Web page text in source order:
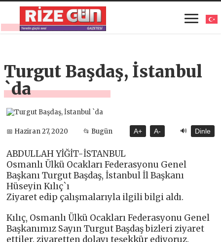
Turgut Başdaş, İstanbul
`da
📅 Haziran 27, 2020 📂 Bugün A+ A- 🔊 Dinle
ABDULLAH YİĞİT-İSTANBUL
Osmanlı Ülkü Ocakları Federasyonu Genel
Başkanı Turgut Başdaş, İstanbul İl Başkanı
Hüseyin Kılıç`ı
Ziyaret edip çalışmalarıyla ilgili bilgi aldı.
Kılıç, Osmanlı Ülkü Ocakları Federasyonu Genel
Başkanımız Sayın Turgut Başdaş bizleri ziyaret
ettiler. ziyaretten dolayı teşekkür ediyoruz.